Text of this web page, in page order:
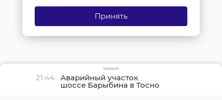
21:44 Аварийный участок
шоссе Барыбина в Тосно
оперативно
Принять